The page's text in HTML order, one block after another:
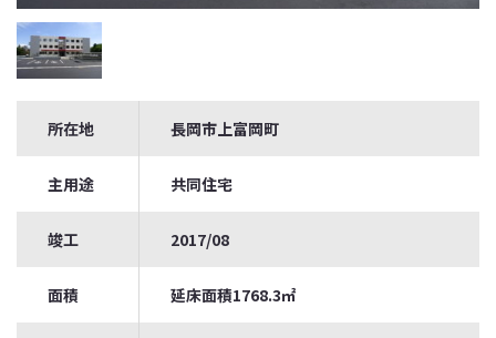
所在地 長岡市上富岡町
主用途 共同住宅
竣工 2017/08
面積 延床面積1768.3㎡